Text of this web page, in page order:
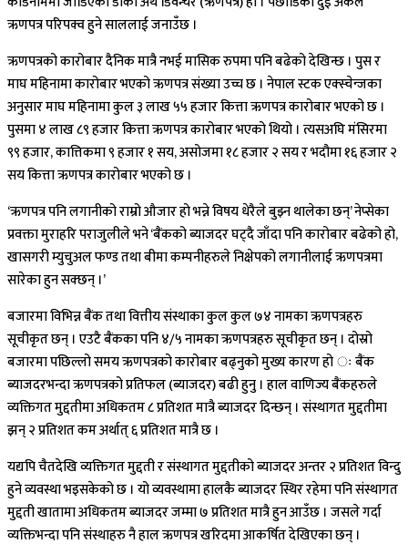
ऋणपत्र परिपक्व हुने साललाई जनाउँछ ।
ऋणपत्रको कारोबार दैनिक मात्रै नभई मासिक रुपमा पनि बढेको देखिन्छ । पुस र
माघ महिनामा कारोबार भएको ऋणपत्र संख्या उच्च छ । नेपाल स्टक एक्स्चेन्जका
अनुसार माघ महिनामा कुल ३ लाख ५५ हजार कित्ता ऋणपत्र कारोबार भएको छ ।
पुसमा ४ लाख ८९ हजार कित्ता ऋणपत्र कारोबार भएको थियो । त्यसअघि मंसिरमा
९९ हजार, कात्तिकमा ९ हजार १ सय, असोजमा १८ हजार २ सय र भदौमा १६ हजार २
सय कित्ता ऋणपत्र कारोबार भएको छ ।
‘ऋणपत्र पनि लगानीको राम्रो औजार हो भन्ने विषय धेरैले बुझ्न थालेका छन्’ नेप्सेका
प्रवक्ता मुराहरि पराजुलीले भने ‘बैंकको ब्याजदर घट्दै जाँदा पनि कारोबार बढेको हो,
खासगरी म्युचुअल फण्ड तथा बीमा कम्पनीहरुले निक्षेपको लगानीलाई ऋणपत्रमा
सारेका हुन सक्छन् ।’
बजारमा विभिन्न बैंक तथा वित्तीय संस्थाका कुल कुल ७४ नामका ऋणपत्रहरु
सूचीकृत छन् । एउटै बैंकका पनि ४/५ नामका ऋणपत्रहरु सूचीकृत छन् । दोस्रो
बजारमा पछिल्लो समय ऋणपत्रको कारोबार बढ्नुको मुख्य कारण हो ः बैंक
ब्याजदरभन्दा ऋणपत्रको प्रतिफल (ब्याजदर) बढी हुनु । हाल वाणिज्य बैंकहरुले
व्यक्तिगत मुद्दतीमा अधिकतम ८ प्रतिशत मात्रै ब्याजदर दिन्छन् । संस्थागत मुद्दतीमा
झन् २ प्रतिशत कम अर्थात् ६ प्रतिशत मात्रै छ ।
यद्यपि चैतदेखि व्यक्तिगत मुद्दती र संस्थागत मुद्दतीको ब्याजदर अन्तर २ प्रतिशत विन्दु
हुने व्यवस्था भइसकेको छ । यो व्यवस्थामा हालकै ब्याजदर स्थिर रहेमा पनि संस्थागत
मुद्दती खातामा अधिकतम ब्याजदर जम्मा ७ प्रतिशत मात्रै हुन आउँछ । जसले गर्दा
व्यक्तिभन्दा पनि संस्थाहरु नै हाल ऋणपत्र खरिदमा आकर्षित देखिएका छन् ।